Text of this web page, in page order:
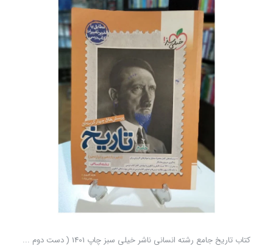
کتاب تاریخ جامع رشته انسانی ناشر خیلی سبز چاپ 1401 ( دست دوم ...